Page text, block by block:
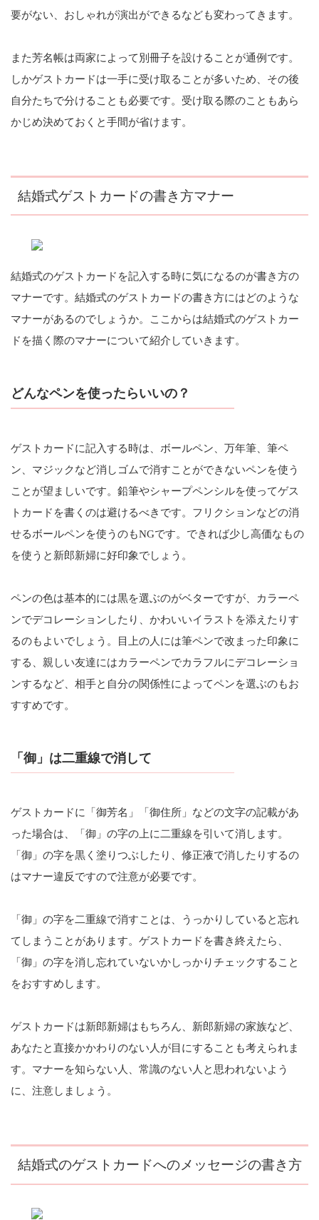
要がない、おしゃれが演出ができるなども変わってきます。
また芳名帳は両家によって別冊子を設けることが通例です。
しかゲストカードは一手に受け取ることが多いため、その後
自分たちで分けることも必要です。受け取る際のこともあら
かじめ決めておくと手間が省けます。
結婚式ゲストカードの書き方マナー
結婚式のゲストカードを記入する時に気になるのが書き方の
マナーです。結婚式のゲストカードの書き方にはどのような
マナーがあるのでしょうか。ここからは結婚式のゲストカー
ドを描く際のマナーについて紹介していきます。
どんなペンを使ったらいいの？
ゲストカードに記入する時は、ボールペン、万年筆、筆ペ
ン、マジックなど消しゴムで消すことができないペンを使う
ことが望ましいです。鉛筆やシャープペンシルを使ってゲス
トカードを書くのは避けるべきです。フリクションなどの消
せるボールペンを使うのもNGです。できれば少し高価なもの
を使うと新郎新婦に好印象でしょう。
ペンの色は基本的には黒を選ぶのがベターですが、カラーペ
ンでデコレーションしたり、かわいいイラストを添えたりす
るのもよいでしょう。目上の人には筆ペンで改まった印象に
する、親しい友達にはカラーペンでカラフルにデコレーショ
ンするなど、相手と自分の関係性によってペンを選ぶのもお
すすめです。
「御」は二重線で消して
ゲストカードに「御芳名」「御住所」などの文字の記載があ
った場合は、「御」の字の上に二重線を引いて消します。
「御」の字を黒く塗りつぶしたり、修正液で消したりするの
はマナー違反ですので注意が必要です。
「御」の字を二重線で消すことは、うっかりしていると忘れ
てしまうことがあります。ゲストカードを書き終えたら、
「御」の字を消し忘れていないかしっかりチェックすること
をおすすめします。
ゲストカードは新郎新婦はもちろん、新郎新婦の家族など、
あなたと直接かかわりのない人が目にすることも考えられま
す。マナーを知らない人、常識のない人と思われないよう
に、注意しましょう。
結婚式のゲストカードへのメッセージの書き方